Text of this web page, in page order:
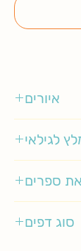
איורים
לגילאי
ספרים
סוג דפים